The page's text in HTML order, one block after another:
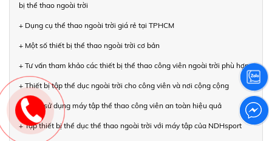
bị thể thao ngoài trời
+ Dụng cụ thể thao ngoài trời giá rẻ tại TPHCM
+ Một số thiết bị thể thao ngoài trời cơ bản
+ Tư vấn tham khảo các thiết bị thể thao công viên ngoài trời phù hợp
+ Thiết bị tập thể dục ngoài trời cho công viên và nơi cộng cộng
+ Cách sử dụng máy tập thể thao công viên an toàn hiệu quả
+ Tập thiết bị thể dục thể thao ngoài trời với máy tập của NDHsport